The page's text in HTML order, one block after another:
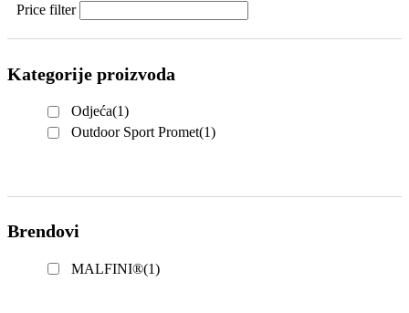
Price filter
Kategorije proizvoda
Odjeća(1)
Outdoor Sport Promet(1)
Brendovi
MALFINI®(1)